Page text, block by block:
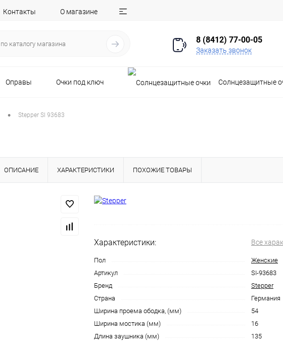
Контакты О магазине
8 (8412) 77-00-05
Заказать звонок
Оправы Очки под ключ Солнцезащитные
• Stepper SI 93683
ОПИСАНИЕ ХАРАКТЕРИСТИКИ ПОХОЖИЕ ТОВАРЫ
Характеристики: Все
Пол
Женские
Артикул
SI-93683
Бренд
Stepper
Страна
Германия
Ширина проема ободка, (мм)
54
Ширина мостика (мм)
16
Длина заушника (мм)
135